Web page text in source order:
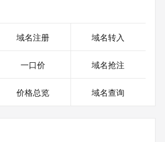
域名注册 域名转入
一口价 域名抢注
价格总览 域名查询